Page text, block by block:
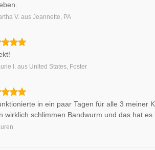
V. aus Jeannette, PA
I. aus United States, Foster
in ein paar Tagen für alle 3 meiner
wirklich schlimmen Bandwurm und das hat es